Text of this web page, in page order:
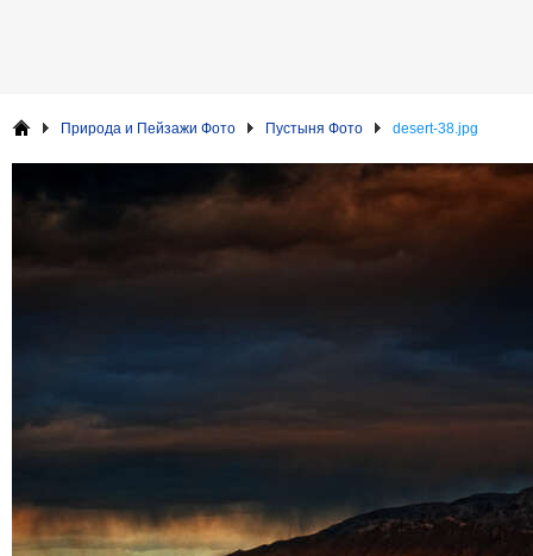
Природа и Пейзажи Фото Пустыня Фото desert-38.jpg